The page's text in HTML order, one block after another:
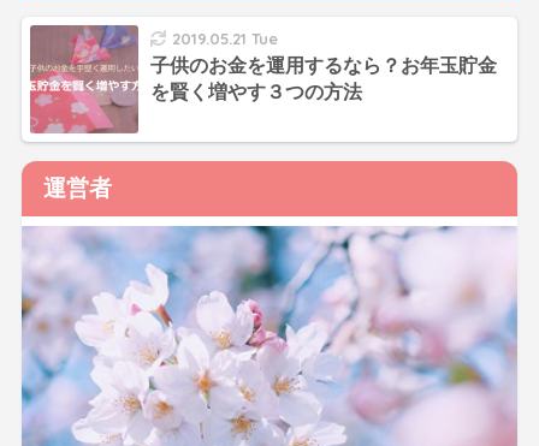
2019.05.21 Tue
子供のお金を運用するなら？お年玉貯金
を賢く増やす３つの方法
運営者